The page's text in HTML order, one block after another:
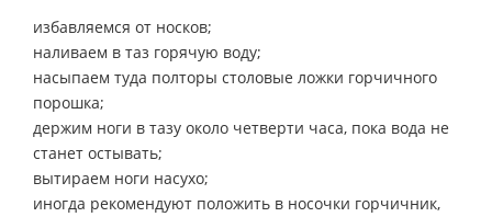
избавляемся от носков;
наливаем в таз горячую воду;
насыпаем туда полторы столовые ложки горчичного
порошка;
держим ноги в тазу около четверти часа, пока вода не
станет остывать;
вытираем ноги насухо;
иногда рекомендуют положить в носочки горчичник,